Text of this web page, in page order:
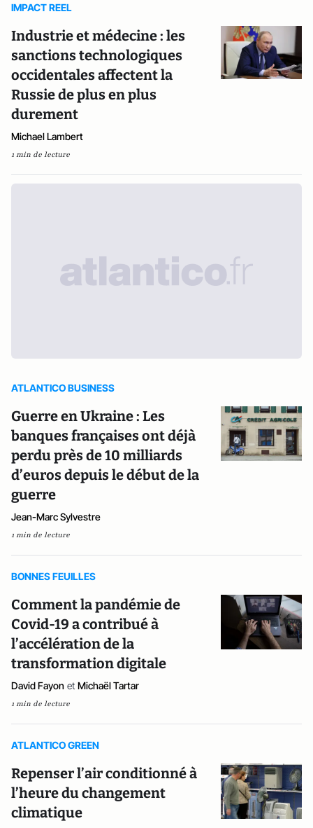
IMPACT REEL
Industrie et médecine : les
sanctions technologiques
occidentales affectent la
Russie de plus en plus
durement
Michael Lambert
1 min de lecture
ATLANTICO BUSINESS
Guerre en Ukraine : Les
banques françaises ont déjà
perdu près de 10 milliards
d’euros depuis le début de la
guerre
Jean-Marc Sylvestre
1 min de lecture
BONNES FEUILLES
Comment la pandémie de
Covid-19 a contribué à
l’accélération de la
transformation digitale
David Fayon et Michaël Tartar
1 min de lecture
ATLANTICO GREEN
Repenser l’air conditionné à
l’heure du changement
climatique